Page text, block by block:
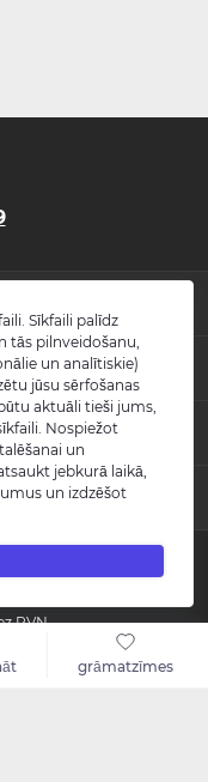
grāmatzīmes
tiesības aizsargātas.
PVN.
Sīkfaili palīdz
tās pilnveidošanu,
un analītiskie)
jūsu sērfošanas
aktuāli tieši jums,
Nospiežot
un
jebkurā laikā,
un izdzēšot